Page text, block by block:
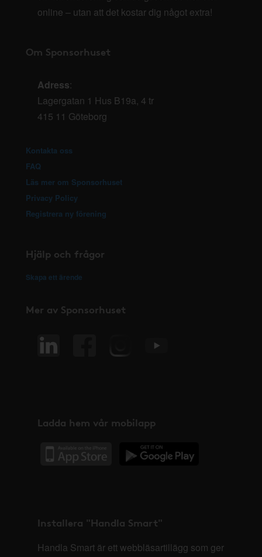
online – utan att det kostar dig något extra!
Om Sponsorhuset
Adress:
Lagergatan 1 Hus B19a, 4 tr
415 11 Göteborg
Kontakta oss
FAQ
Läs mer om Sponsorhuset
Privacy Policy
Registrera ny förening
Hjälp och frågor
Skapa ett ärende
Mer av Sponsorhuset
Ladda hem vår mobilapp
Installera "Handla Smart"
Handla Smart är ett webbläsartillägg som ger